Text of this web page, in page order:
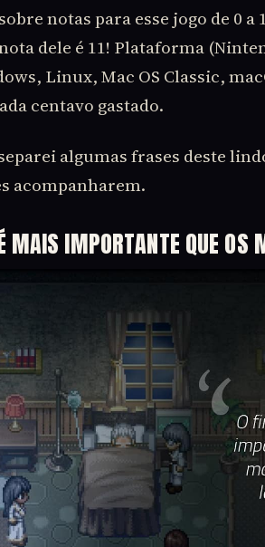
notas para esse jogo de 0
dele é 11! Plataforma
Linux, Mac OS Classic,
centavo gastado.
algumas frases deste
acompanharem.
MAIS IMPORTANTE QUE OS